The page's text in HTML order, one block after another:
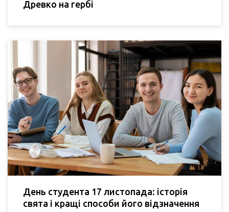
Древко на гербі
День студента 17 листопада: історія
свята і кращі способи його відзначення